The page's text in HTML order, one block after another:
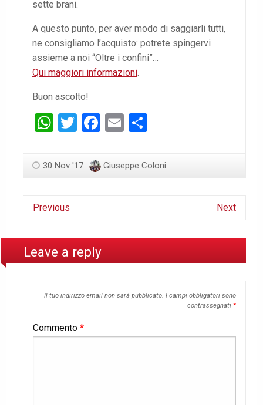
sette brani.
A questo punto, per aver modo di saggiarli tutti,
ne consigliamo l’acquisto: potrete spingervi
assieme a noi “Oltre i confini”…
Qui maggiori informazioni.
Buon ascolto!
WhatsApp
Twitter
Facebook
Email
30 Nov '17 Giuseppe Coloni
Previous Next
Leave a reply
Il tuo indirizzo email non sarà pubblicato. I campi obbligatori sono
contrassegnati *
Commento *